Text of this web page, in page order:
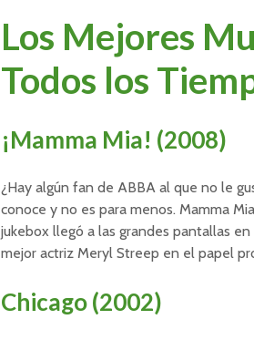
Los Mejores
Todos los
¡Mamma Mia! (2008)
¿Hay algún fan de ABBA al que no le
conoce y no es para menos. Mamma
jukebox llegó a las grandes pantallas
mejor actriz Meryl Streep en el papel
Chicago (2002)